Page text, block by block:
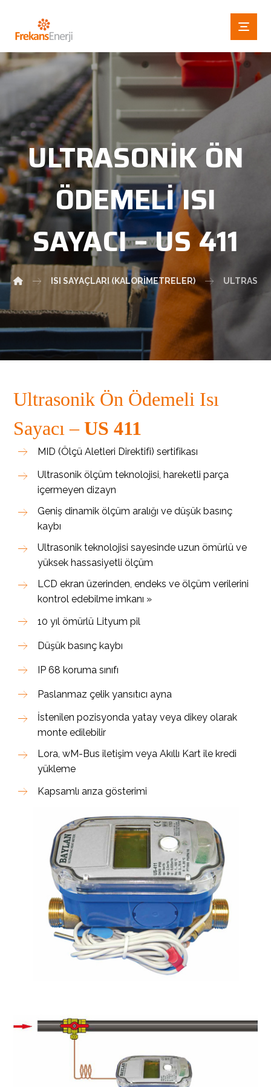
ULTRASONIK ÖN
ÖDEMELI ISI
SAYACI – US 411
ISI SAYAÇLARI (KALORIMETRELER)
Ultrasonik Ön Ödemeli Isı
Sayacı –US 411
MID (Ölçü Aletleri Direktifi) sertifikası
Ultrasonik ölçüm teknolojisi, hareketli parça
içermeyen dizayn
Geniş dinamik ölçüm aralığı ve düşük basınç
kaybı
Ultrasonik teknolojisi sayesinde uzun ömürlü ve
yüksek hassasiyetli ölçüm
LCD ekran üzerinden, endeks ve ölçüm verilerini
kontrol edebilme imkanı »
10 yıl ömürlü Lityum pil
Düşük basınç kaybı
IP 68 koruma sınıfı
Paslanmaz çelik yansıtıcı ayna
İstenilen pozisyonda yatay veya dikey olarak
monte edilebilir
Lora, wM-Bus iletişim veya Akıllı Kart ile kredi
yükleme
Kapsamlı arıza gösterimi